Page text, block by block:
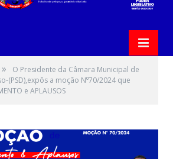
»
O Presidente da Câmara Municipal de
(PSD),expôs a moção N⁰70/2024 que
e APLAUSOS